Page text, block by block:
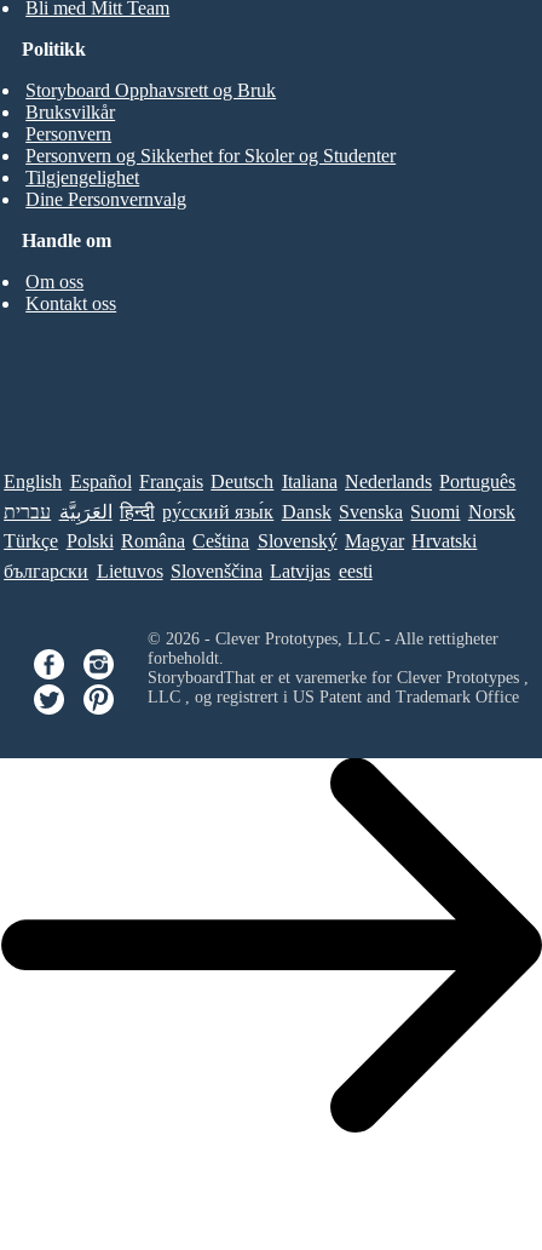
Bli med Mitt Team
Handle om
Om oss
Kontakt oss
Politikk
Storyboard Opphavsrett og Bruk
Bruksvilkår
Personvern
Personvern og Sikkerhet for Skoler og Studenter
Tilgjengelighet
Dine Personvernvalg
English Español Français Deutsch Italiana Nederlands Português
עברית العَرَبِيَّة हिन्दी ру́сский язы́к Dansk Svenska Suomi Norsk
Türkçe Polski Româna Ceština Slovenský Magyar Hrvatski
български Lietuvos Slovenščina Latvijas eesti
© 2026 - Clever Prototypes, LLC - Alle rettigheter
forbeholdt.
StoryboardThat er et varemerke for Clever Prototypes ,
LLC, og registrert i US Patent and Trademark Office